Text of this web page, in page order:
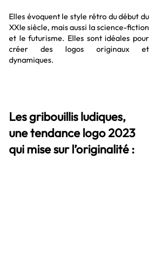
Elles évoquent le style rétro du début du
XXIe siècle, mais aussi la science-fiction
et le futurisme. Elles sont idéales pour
créer des logos originaux et
dynamiques.
Les gribouillis ludiques,
une tendance logo 2023
qui mise sur l’originalité :